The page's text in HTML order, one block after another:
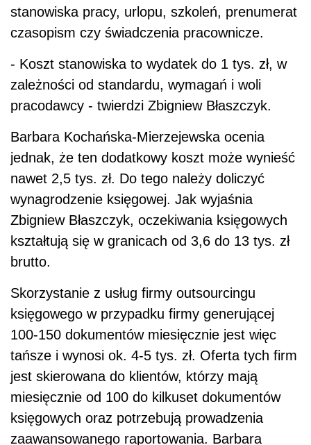
stanowiska pracy, urlopu, szkoleń, prenumerat
czasopism czy świadczenia pracownicze.
- Koszt stanowiska to wydatek do 1 tys. zł, w
zależności od standardu, wymagań i woli
pracodawcy - twierdzi Zbigniew Błaszczyk.
Barbara Kochańska-Mierzejewska ocenia
jednak, że ten dodatkowy koszt może wynieść
nawet 2,5 tys. zł. Do tego należy doliczyć
wynagrodzenie księgowej. Jak wyjaśnia
Zbigniew Błaszczyk, oczekiwania księgowych
kształtują się w granicach od 3,6 do 13 tys. zł
brutto.
Skorzystanie z usług firmy outsourcingu
księgowego w przypadku firmy generującej
100-150 dokumentów miesięcznie jest więc
tańsze i wynosi ok. 4-5 tys. zł. Oferta tych firm
jest skierowana do klientów, którzy mają
miesięcznie od 100 do kilkuset dokumentów
księgowych oraz potrzebują prowadzenia
zaawansowanego raportowania. Barbara